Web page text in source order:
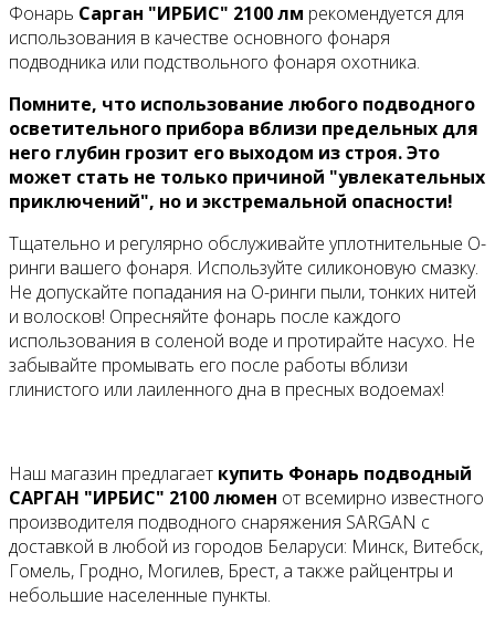
Фонарь Сарган "ИРБИС" 2100 лм рекомендуется для
использования в качестве основного фонаря
подводника или подствольного фонаря охотника.
Помните, что использование любого подводного
осветительного прибора вблизи предельных для
него глубин грозит его выходом из строя. Это
может стать не только причиной "увлекательных
приключений", но и экстремальной опасности!
Тщательно и регулярно обслуживайте уплотнительные О-
ринги вашего фонаря. Используйте силиконовую смазку.
Не допускайте попадания на О-ринги пыли, тонких нитей
и волосков! Опресняйте фонарь после каждого
использования в соленой воде и протирайте насухо. Не
забывайте промывать его после работы вблизи
глинистого или лаиленного дна в пресных водоемах!
Наш магазин предлагает купить Фонарь подводный
САРГАН "ИРБИС" 2100 люмен от всемирно известного
производителя подводного снаряжения SARGAN с
доставкой в любой из городов Беларуси: Минск, Витебск,
Гомель, Гродно, Могилев, Брест, а также райцентры и
небольшие населенные пункты.